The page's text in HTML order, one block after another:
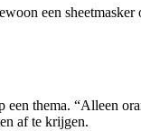
een
thema. “Alleen
af te krijgen.